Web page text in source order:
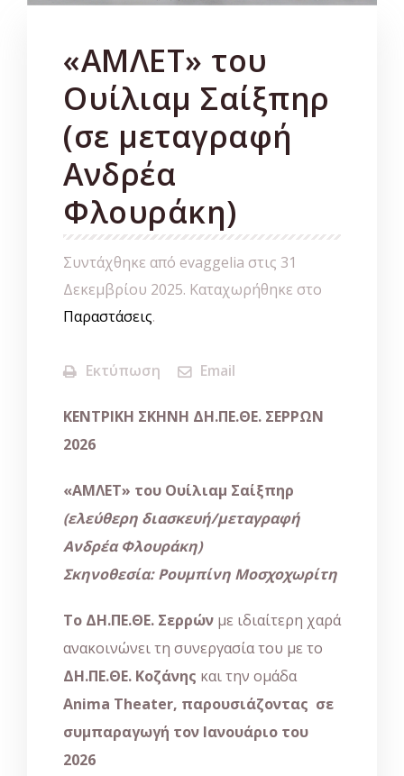
«ΑΜΛΕΤ» του
Ουίλιαμ Σαίξπηρ
(σε μεταγραφή
Ανδρέα
Φλουράκη)
Συντάχθηκε από evaggelia στις 31
Δεκεμβρίου 2025. Καταχωρήθηκε στο
Παραστάσεις.
Εκτύπωση Email
ΚΕΝΤΡΙΚΗ ΣΚΗΝΗ ΔΗ.ΠΕ.ΘΕ. ΣΕΡΡΩΝ
2026
«ΑΜΛΕΤ» του Ουίλιαμ Σαίξπηρ
(ελεύθερη διασκευή/μεταγραφή
Ανδρέα Φλουράκη)
Σκηνοθεσία: Ρουμπίνη Μοσχοχωρίτη
Το ΔΗ.ΠΕ.ΘΕ. Σερρών με ιδιαίτερη χαρά
ανακοινώνει τη συνεργασία του με το
ΔΗ.ΠΕ.ΘΕ. Κοζάνης και την ομάδα
Anima Theater, παρουσιάζοντας σε
συμπαραγωγή τον Ιανουάριο του
2026